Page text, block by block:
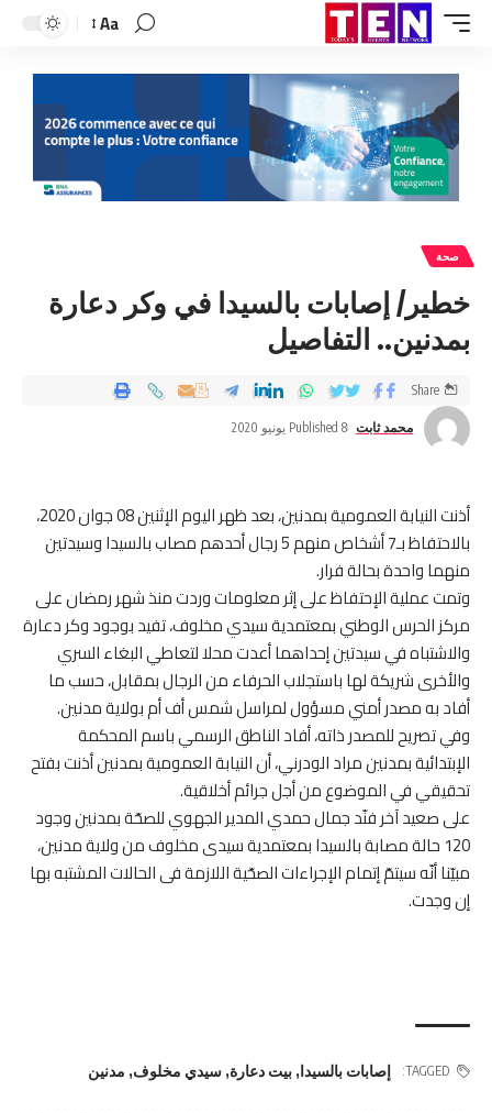
Aa
صحة
خطير/ إصابات بالسيدا في وكر دعارة
بمدنين.. التفاصيل
محمد ثابت Published 8 يونيو 2020
Share
أذنت النيابة العمومية بمدنين، بعد ظهر اليوم الإثنين 08 جوان 2020،
بالاحتفاظ بـ7 أشخاص منهم 5 رجال أحدهم مصاب بالسيدا وسيدتين
منهما واحدة بحالة فرار.
وتمت عملية الإحتفاظ على إثر معلومات وردت منذ شهر رمضان على
مركز الحرس الوطني بمعتمدية سيدي مخلوف، تفيد بوجود وكر دعارة
والاشتباه في سيدتين إحداهما أعدت محلا لتعاطي البغاء السري
والأخرى شريكة لها باستجلاب الحرفاء من الرجال بمقابل، حسب ما
أفاد به مصدر أمني مسؤول لمراسل شمس أف أم بولاية مدنين.
وفي تصريح للمصدر ذاته، أفاد الناطق الرسمي باسم المحكمة
الإبتدائية بمدنين مراد الودرني، أن النيابة العمومية بمدنين أذنت بفتح
تحقيقي في الموضوع من أجل جرائم أخلاقية.
على صعيد آخر فنّد جمال حمدي المدير الجهوي للصحّة بمدنين وجود
120 حالة مصابة بالسيدا بمعتمدية سيدى مخلوف من ولاية مدنين،
مبيّنا أنّه سيتمّ إتمام الإجراءات الصحّية اللازمة فى الحالات المشتبه بها
إن وجدت.
TAGGED: إصابات بالسيدا,بيت دعارة ,سيدي مخلوف,مدنين